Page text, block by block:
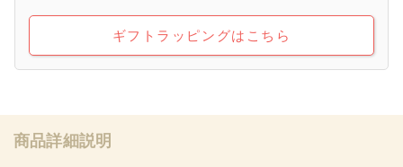
ギフトラッピングはこちら
商品詳細説明